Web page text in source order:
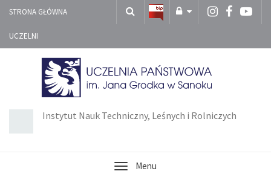
STRONA GŁÓWNA
UCZELNI
Instytut Nauk Techniczny, Leśnych i Rolniczych
Menu